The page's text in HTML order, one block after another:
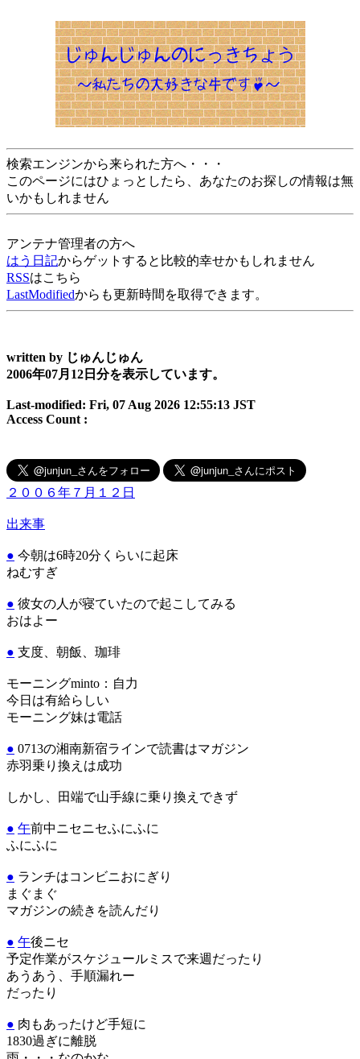
検索エンジンから来られた方へ・・・
このページにはひょっとしたら、あなたのお探しの情報は無
いかもしれません
アンテナ管理者の方へ
はう日記からゲットすると比較的幸せかもしれません
RSSはこちら
LastModifiedからも更新時間を取得できます。
written by じゅんじゅん
2006年07月12日分を表示しています。
Last-modified: Fri, 07 Aug 2026 12:55:13 JST
Access Count :
２００６年７月１２日
出来事
● 今朝は6時20分くらいに起床
ねむすぎ
● 彼女の人が寝ていたので起こしてみる
おはよー
● 支度、朝飯、珈琲
モーニングminto：自力
今日は有給らしい
モーニング妹は電話
● 0713の湘南新宿ラインで読書はマガジン
赤羽乗り換えは成功
しかし、田端で山手線に乗り換えできず
● 午前中ニセニセふにふに
ふにふに
● ランチはコンビニおにぎり
まぐまぐ
マガジンの続きを読んだり
● 午後ニセ
予定作業がスケジュールミスで来週だったり
あうあう、手順漏れー
だったり
● 肉もあったけど手短に
1830過ぎに離脱